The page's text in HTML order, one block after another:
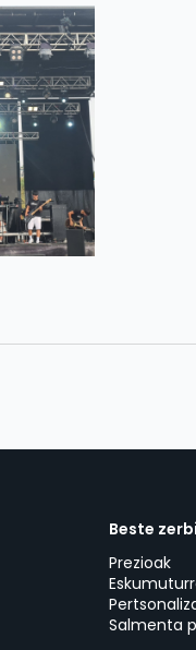
Beste
Prezioak
Salmenta